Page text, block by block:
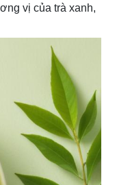
vị của trà xanh,